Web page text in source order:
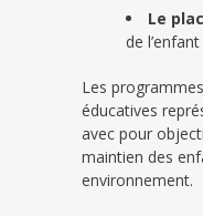
Le
de
Les
éducatives
avec pour
maintien des
environnement.